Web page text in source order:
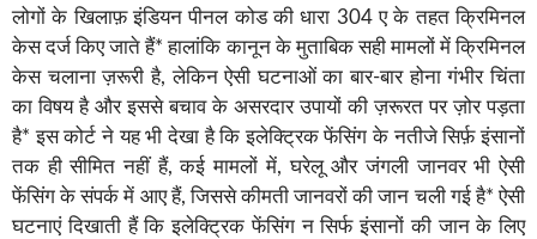
लोगों के खिलाफ़ इंडियन पीनल कोड की धारा 304 ए के तहत क्रिमिनल
केस दर्ज किए जाते हैं* हालांकि कानून के मुताबिक सही मामलों में क्रिमिनल
केस चलाना ज़रूरी है, लेकिन ऐसी घटनाओं का बार-बार होना गंभीर चिंता
का विषय है और इससे बचाव के असरदार उपायों की ज़रूरत पर ज़ोर पड़ता
है* इस कोर्ट ने यह भी देखा है कि इलेक्ट्रिक फेंसिंग के नतीजे सिर्फ़ इंसानों
तक ही सीमित नहीं हैं, कई मामलों में, घरेलू और जंगली जानवर भी ऐसी
फेंसिंग के संपर्क में आए हैं, जिससे कीमती जानवरों की जान चली गई है* ऐसी
घटनाएं दिखाती हैं कि इलेक्ट्रिक फेंसिंग न सिर्फ इंसानों की जान के लिए